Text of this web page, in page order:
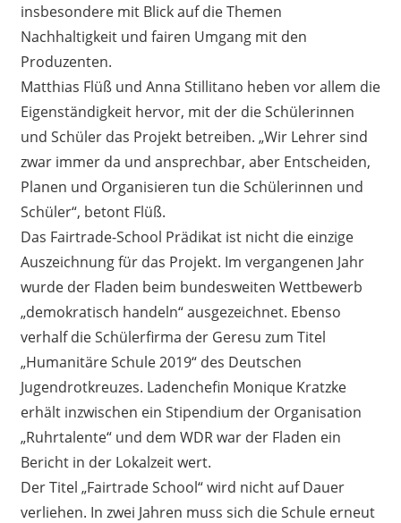
insbesondere mit Blick auf die Themen
Nachhaltigkeit und fairen Umgang mit den
Produzenten.
Matthias Flüß und Anna Stillitano heben vor allem die
Eigenständigkeit hervor, mit der die Schülerinnen
und Schüler das Projekt betreiben. „Wir Lehrer sind
zwar immer da und ansprechbar, aber Entscheiden,
Planen und Organisieren tun die Schülerinnen und
Schüler“, betont Flüß.
Das Fairtrade-School Prädikat ist nicht die einzige
Auszeichnung für das Projekt. Im vergangenen Jahr
wurde der Fladen beim bundesweiten Wettbewerb
„demokratisch handeln“ ausgezeichnet. Ebenso
verhalf die Schülerfirma der Geresu zum Titel
„Humanitäre Schule 2019“ des Deutschen
Jugendrotkreuzes. Ladenchefin Monique Kratzke
erhält inzwischen ein Stipendium der Organisation
„Ruhrtalente“ und dem WDR war der Fladen ein
Bericht in der Lokalzeit wert.
Der Titel „Fairtrade School“ wird nicht auf Dauer
verliehen. In zwei Jahren muss sich die Schule erneut